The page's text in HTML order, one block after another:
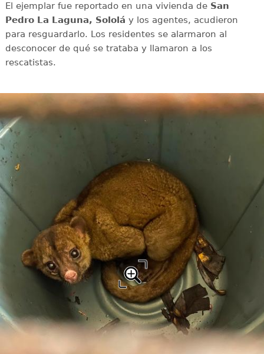
El ejemplar fue reportado en una vivienda deSan
Pedro La Laguna, Sololá y los agentes, acudieron
para resguardarlo. Los residentes se alarmaron al
desconocer de qué se trataba y llamaron a los
rescatistas.